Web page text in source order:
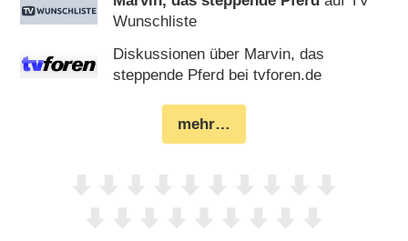
Wunschliste
Diskussionen über Marvin, das
steppende Pferd bei tvforen.de
mehr…